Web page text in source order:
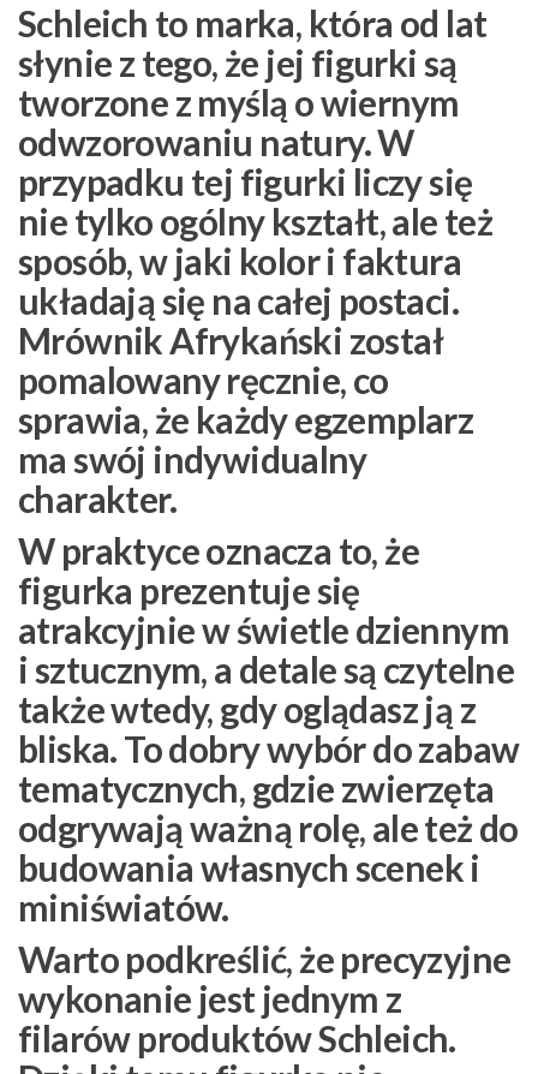
Schleich to marka, która od lat
słynie z tego, że jej figurki są
tworzone z myślą o wiernym
odwzorowaniu natury. W
przypadku tej figurki liczy się
nie tylko ogólny kształt, ale też
sposób, w jaki kolor i faktura
układają się na całej postaci.
Mrównik Afrykański został
pomalowany ręcznie, co
sprawia, że każdy egzemplarz
ma swój indywidualny
charakter.
W praktyce oznacza to, że
figurka prezentuje się
atrakcyjnie w świetle dziennym
i sztucznym, a detale są czytelne
także wtedy, gdy oglądasz ją z
bliska. To dobry wybór do zabaw
tematycznych, gdzie zwierzęta
odgrywają ważną rolę, ale też do
budowania własnych scenek i
miniświatów.
Warto podkreślić, żeprecyzyjne
wykonanie jest jednym z
filarów produktów Schleich.